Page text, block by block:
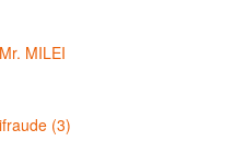
MILEI
(3)